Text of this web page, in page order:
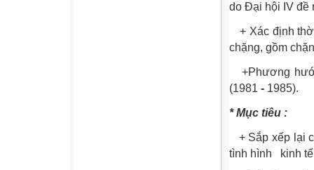
do Đại hội IV đề
+ Xác định
chặng, gồm
+Phương
(1981 - 1985).
* Mục tiêu :
+ Sắp xếp lại
tình hình
kinh